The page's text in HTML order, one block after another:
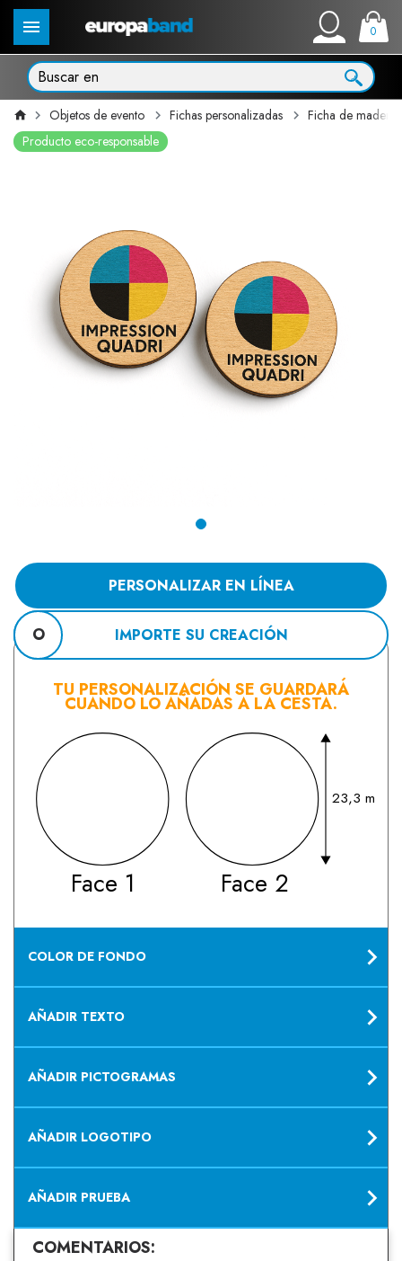
0
Objetos de evento Fichas personalizadas
Ficha de madera
Producto eco-responsable
PERSONALIZAR EN LÍNEA
O IMPORTE SU CREACIÓN
TU PERSONALIZACIÓN SE GUARDARÁ
CUANDO LO AÑADAS A LA CESTA.
23,3 mm
Face 1 Face 2
COLOR DE FONDO
AÑADIR TEXTO
AÑADIR PICTOGRAMAS
AÑADIR LOGOTIPO
AÑADIR PRUEBA
COMENTARIOS: